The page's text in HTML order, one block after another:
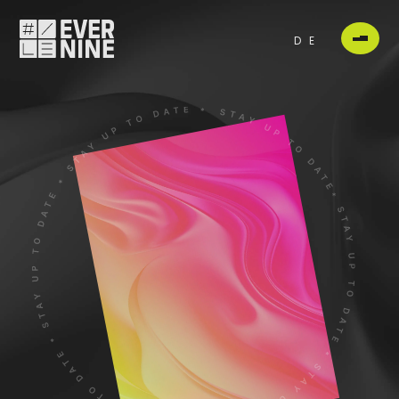
DE
JETZT
NEWSLETTER
ANMELDEN 